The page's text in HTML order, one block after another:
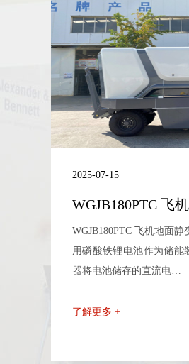
2025-07-15
WGJB180PTC 飞机地面
用磷酸铁锂电池作为储能
器将电池储存的直流电…
了解更多 +